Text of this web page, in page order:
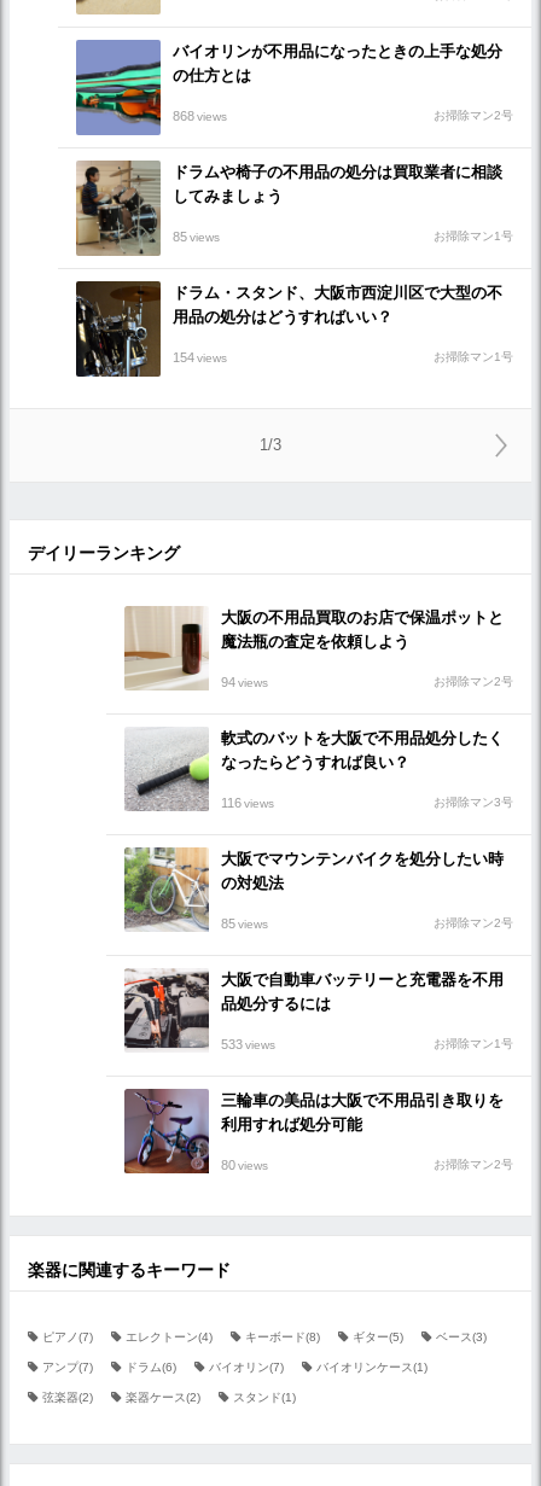
バイオリンが不用品になったときの上手な処分
の仕方とは
868views お掃除マン2号
ドラムや椅子の不用品の処分は買取業者に相談
してみましょう
85views お掃除マン1号
ドラム・スタンド、大阪市西淀川区で大型の不
用品の処分はどうすればいい？
154views お掃除マン1号
1/3
デイリーランキング
大阪の不用品買取のお店で保温ポットと
魔法瓶の査定を依頼しよう
94views お掃除マン2号
軟式のバットを大阪で不用品処分したく
なったらどうすれば良い？
116views お掃除マン3号
大阪でマウンテンバイクを処分したい時
の対処法
85views お掃除マン2号
大阪で自動車バッテリーと充電器を不用
品処分するには
533views お掃除マン1号
三輪車の美品は大阪で不用品引き取りを
利用すれば処分可能
80views お掃除マン2号
楽器に関連するキーワード
ピアノ(7) エレクトーン(4) キーボード(8) ギター(5) ベース(3)
アンプ(7) ドラム(6) バイオリン(7) バイオリンケース(1)
弦楽器(2) 楽器ケース(2) スタンド(1)